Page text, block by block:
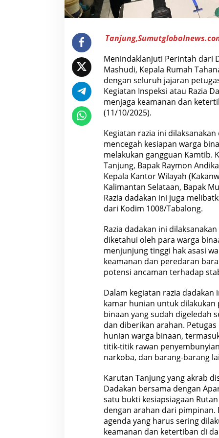
a
D
a
t
u
A
p
a
r
a
t
P
n
e
g
a
k
H
u
k
u
m
S
e
e
m
p
a
t
Menindaklanjuti Perintah dari
Mashudi, Kepala Rumah
dengan seluruh jajaran
Kegiatan Inspeksi atau Razia
menjaga keamanan dan
(11/10/2025).
Kegiatan razia ini
mencegah kesiapan warga
melakukan gangguan Kamtib.
Tanjung, Bapak Raymon
Kepala Kantor Wilayah
Kalimantan Selataan, Bapak
Razia dadakan ini juga
dari Kodim 1008/Tabalong.
Razia dadakan ini
diketahui oleh para warga
menjunjung tinggi hak asasi
keamanan dan peredaran
potensi ancaman terhadap
Dalam kegiatan razia
kamar hunian untuk dilakukan
binaan yang sudah digeledah
dan diberikan arahan.
hunian warga binaan,
titik-titik rawan
narkoba, dan barang-barang
Karutan Tanjung yang akrab
Dadakan bersama dengan
satu bukti kesiapsiagaan
dengan arahan dari pimpinan.
agenda yang harus sering
keamanan dan ketertiban di